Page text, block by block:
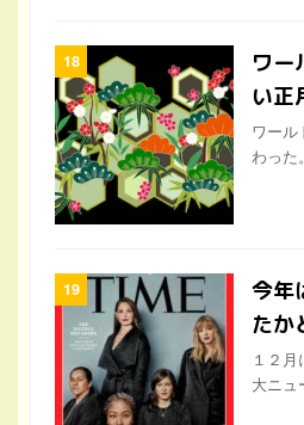
ワー
い正
ワール
わった
今年
たか
１２
大ニュ